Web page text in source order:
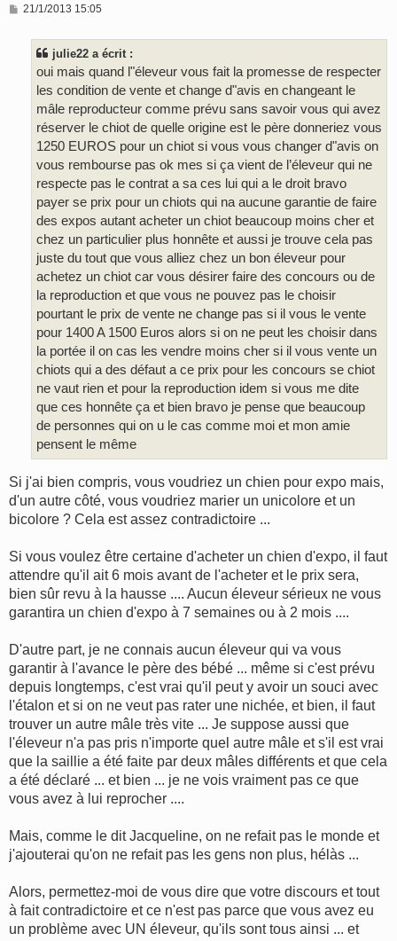
M
21/1/2013 15:05
julie22 a écrit :
oui mais quand l"éleveur vous fait la promesse de respecter
les condition de vente et change d"avis en changeant le
mâle reproducteur comme prévu sans savoir vous qui avez
réserver le chiot de quelle origine est le père donneriez vous
1250 EUROS pour un chiot si vous vous changer d"avis on
vous rembourse pas ok mes si ça vient de l’éleveur qui ne
respecte pas le contrat a sa ces lui qui a le droit bravo
payer se prix pour un chiots qui na aucune garantie de faire
des expos autant acheter un chiot beaucoup moins cher et
chez un particulier plus honnête et aussi je trouve cela pas
juste du tout que vous alliez chez un bon éleveur pour
achetez un chiot car vous désirer faire des concours ou de
la reproduction et que vous ne pouvez pas le choisir
pourtant le prix de vente ne change pas si il vous le vente
pour 1400 A 1500 Euros alors si on ne peut les choisir dans
la portée il on cas les vendre moins cher si il vous vente un
chiots qui a des défaut a ce prix pour les concours se chiot
ne vaut rien et pour la reproduction idem si vous me dite
que ces honnête ça et bien bravo je pense que beaucoup
de personnes qui on u le cas comme moi et mon amie
pensent le même
Si j'ai bien compris, vous voudriez un chien pour expo mais,
d'un autre côté, vous voudriez marier un unicolore et un
bicolore ? Cela est assez contradictoire ...
Si vous voulez être certaine d'acheter un chien d'expo, il faut
attendre qu'il ait 6 mois avant de l'acheter et le prix sera,
bien sûr revu à la hausse .... Aucun éleveur sérieux ne vous
garantira un chien d'expo à 7 semaines ou à 2 mois ....
D'autre part, je ne connais aucun éleveur qui va vous
garantir à l'avance le père des bébé ... même si c'est prévu
depuis longtemps, c'est vrai qu'il peut y avoir un souci avec
l'étalon et si on ne veut pas rater une nichée, et bien, il faut
trouver un autre mâle très vite ... Je suppose aussi que
l'éleveur n'a pas pris n'importe quel autre mâle et s'il est vrai
que la saillie a été faite par deux mâles différents et que cela
a été déclaré ... et bien ... je ne vois vraiment pas ce que
vous avez à lui reprocher ....
Mais, comme le dit Jacqueline, on ne refait pas le monde et
j'ajouterai qu'on ne refait pas les gens non plus, hélàs ...
Alors, permettez-moi de vous dire que votre discours et tout
à fait contradictoire et ce n'est pas parce que vous avez eu
un problème avec UN éleveur, qu'ils sont tous ainsi ... et